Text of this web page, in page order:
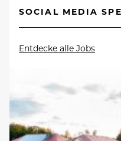
SOCIAL MEDIA
Entdecke alle Jobs